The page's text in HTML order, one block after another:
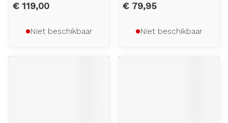
€ 119,00
Niet beschikbaar
€ 79,95
Niet beschikbaar